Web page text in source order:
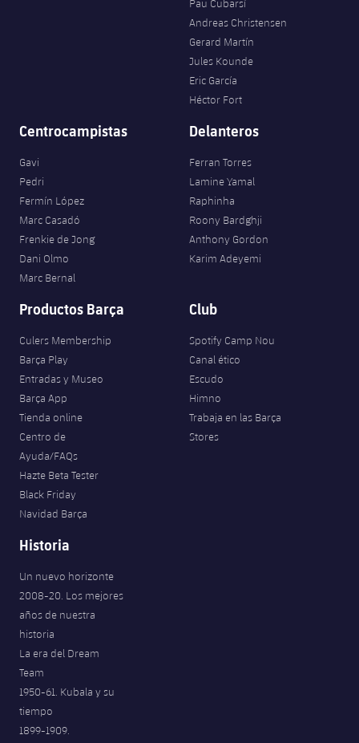
Pau Cubarsí
Andreas Christensen
Gerard Martín
Jules Kounde
Eric García
Héctor Fort
Centrocampistas
Gavi
Pedri
Fermín López
Marc Casadó
Frenkie de Jong
Dani Olmo
Marc Bernal
Delanteros
Ferran Torres
Lamine Yamal
Raphinha
Roony Bardghji
Anthony Gordon
Karim Adeyemi
Productos Barça
Culers Membership
Barça Play
Entradas y Museo
Barça App
Tienda online
Centro de
Ayuda/FAQs
Hazte Beta Tester
Black Friday
Navidad Barça
Club
Spotify Camp Nou
Canal ético
Escudo
Himno
Trabaja en las Barça
Stores
Historia
Un nuevo horizonte
2008-20. Los mejores
años de nuestra
historia
La era del Dream
Team
1950-61. Kubala y su
tiempo
1899-1909.